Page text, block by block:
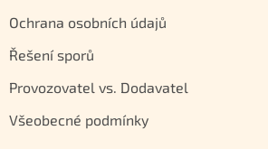
Ochrana osobních údajů
Řešení sporů
Provozovatel vs. Dodavatel
Všeobecné podmínky